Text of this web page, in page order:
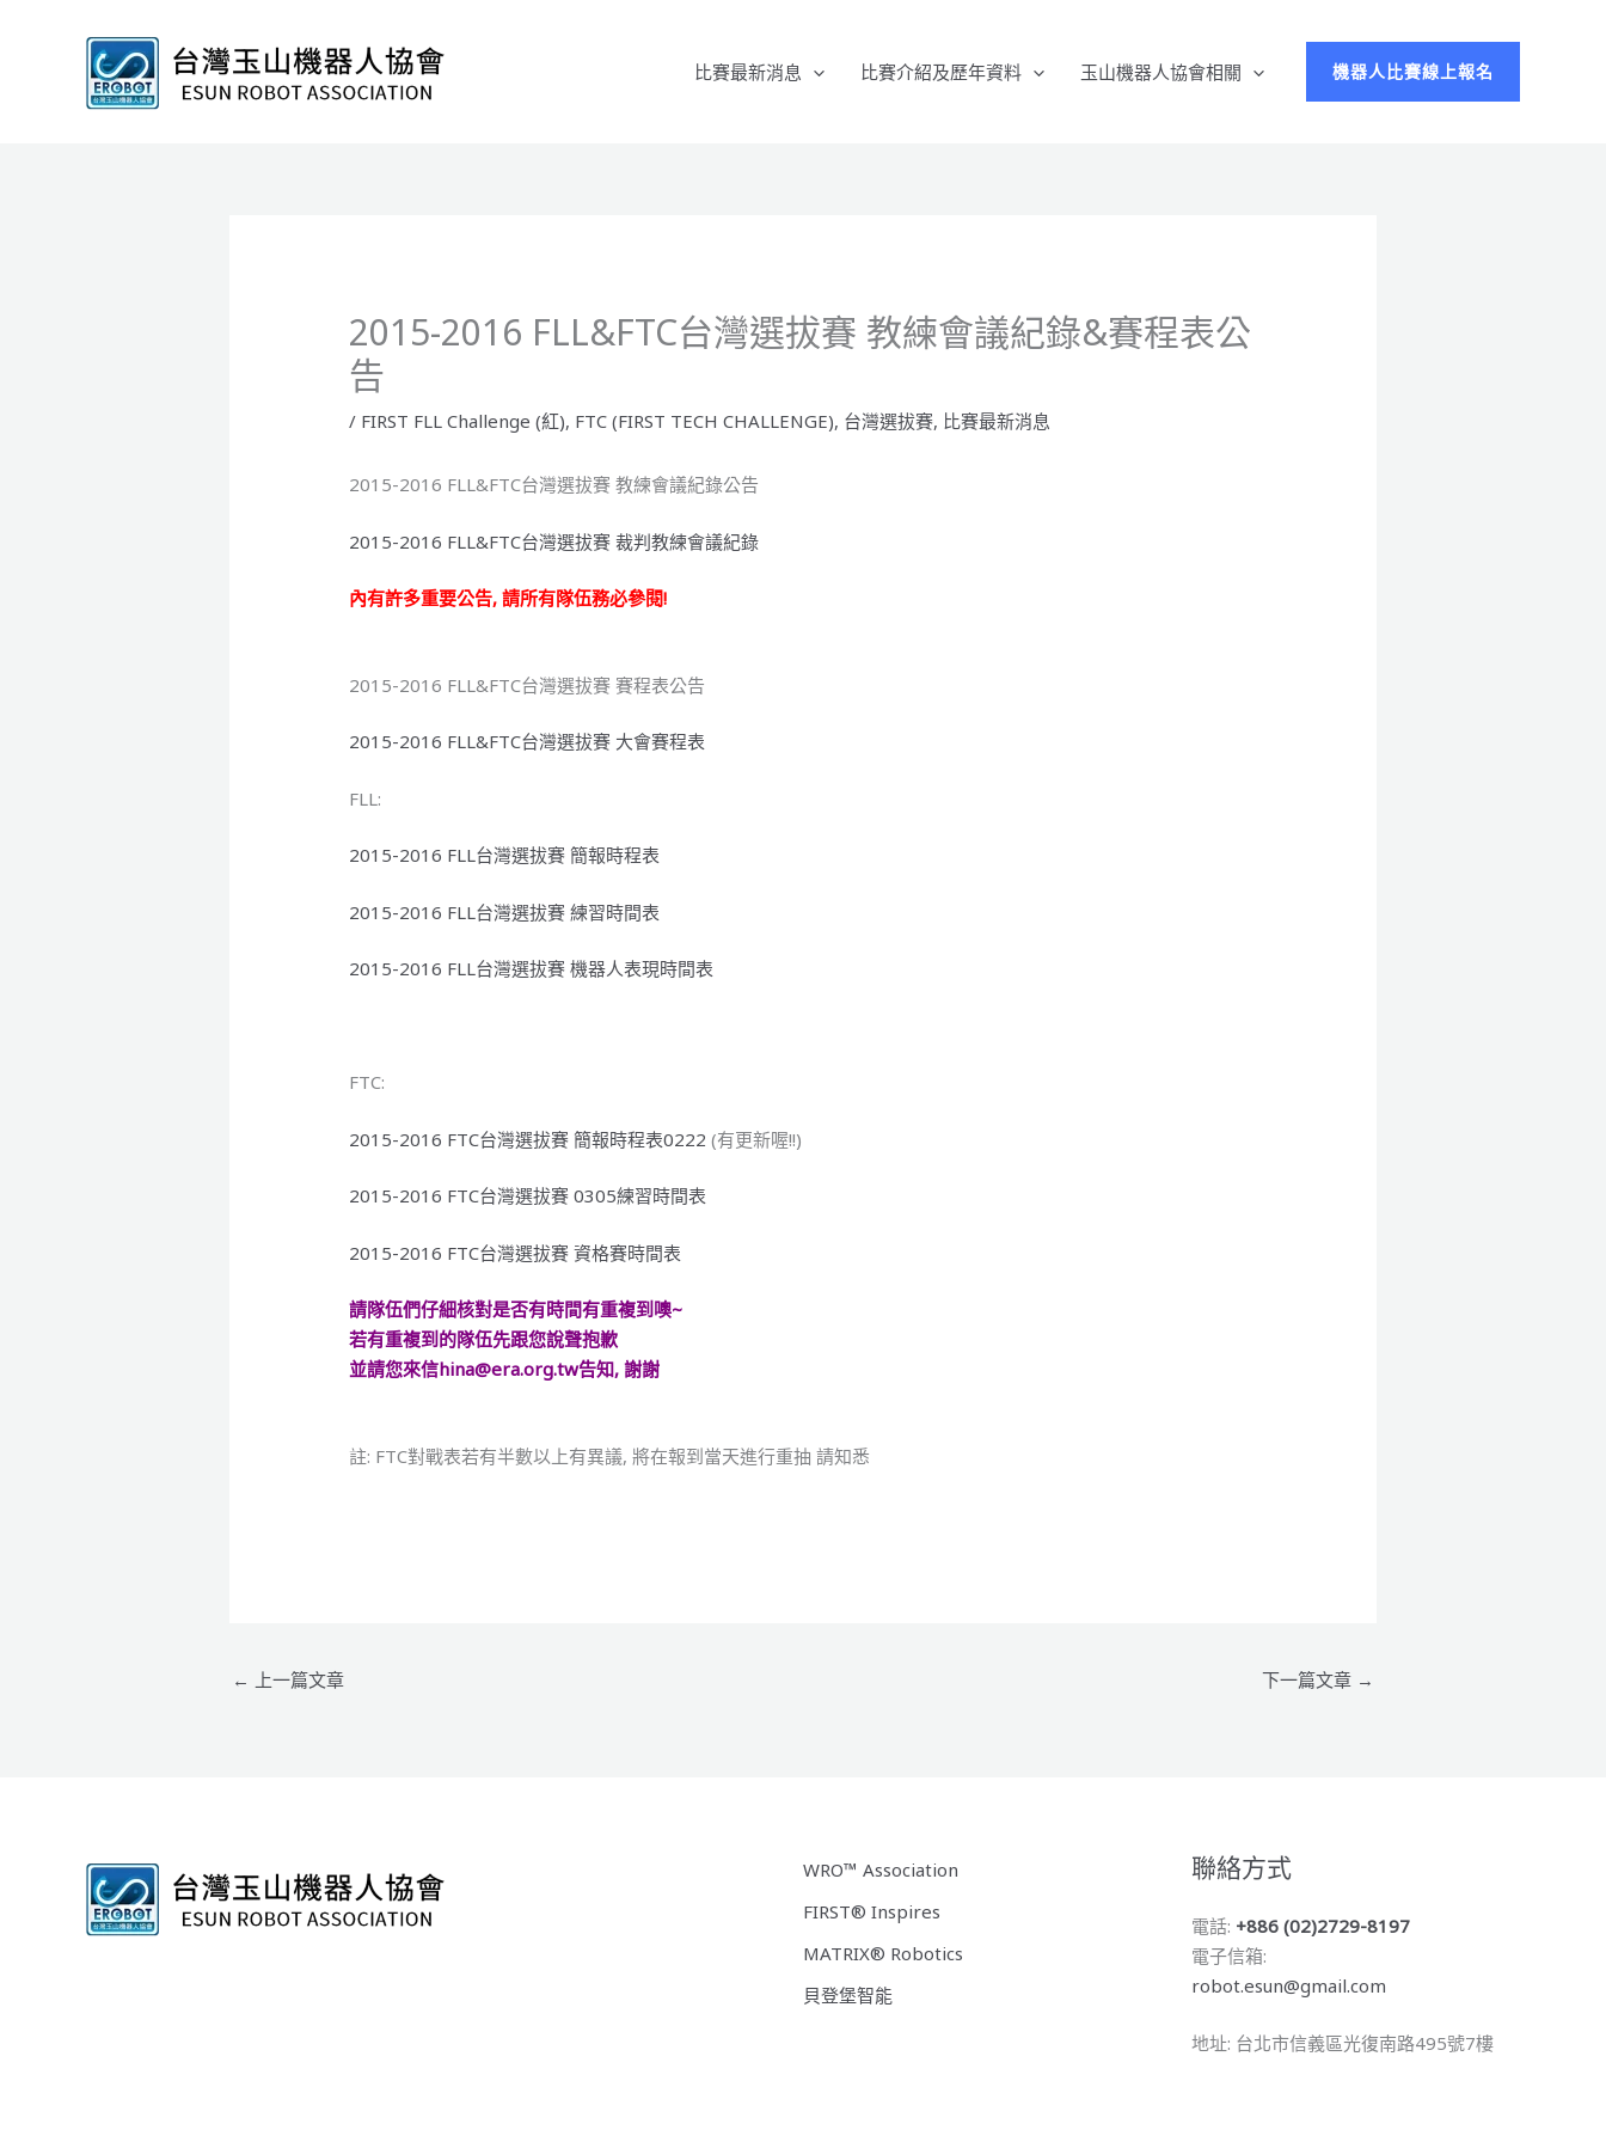
比賽最新消息 比賽介紹及歷年資料 玉山機器人協會相關 機器人比賽線上報名
2015-2016 FLL&FTC台灣選拔賽 教練會議紀錄&賽程表公
告
/ FIRST FLL Challenge (紅), FTC (FIRST TECH CHALLENGE), 台灣選拔賽, 比賽最新消息
2015-2016 FLL&FTC台灣選拔賽 教練會議紀錄公告
2015-2016 FLL&FTC台灣選拔賽 裁判教練會議紀錄
內有許多重要公告, 請所有隊伍務必參閱!
2015-2016 FLL&FTC台灣選拔賽 賽程表公告
2015-2016 FLL&FTC台灣選拔賽 大會賽程表
FLL:
2015-2016 FLL台灣選拔賽 簡報時程表
2015-2016 FLL台灣選拔賽 練習時間表
2015-2016 FLL台灣選拔賽 機器人表現時間表
FTC:
2015-2016 FTC台灣選拔賽 簡報時程表0222 (有更新喔!!)
2015-2016 FTC台灣選拔賽 0305練習時間表
2015-2016 FTC台灣選拔賽 資格賽時間表
請隊伍們仔細核對是否有時間有重複到噢~
若有重複到的隊伍先跟您說聲抱歉
並請您來信hina@era.org.tw告知, 謝謝
註: FTC對戰表若有半數以上有異議, 將在報到當天進行重抽 請知悉
← 上一篇文章 下一篇文章 →
WRO™ Association
FIRST® Inspires
MATRIX® Robotics
貝登堡智能
聯絡方式
電話: +886 (02)2729-8197
電子信箱:
robot.esun@gmail.com
地址: 台北市信義區光復南路495號7樓